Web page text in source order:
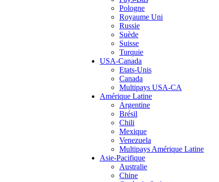
Pologne
Royaume Uni
Russie
Suède
Suisse
Turquie
USA-Canada
Etats-Unis
Canada
Multipays USA-CA
Amérique Latine
Argentine
Brésil
Chili
Mexique
Venezuela
Multipays Amérique Latine
Asie-Pacifique
Australie
Chine